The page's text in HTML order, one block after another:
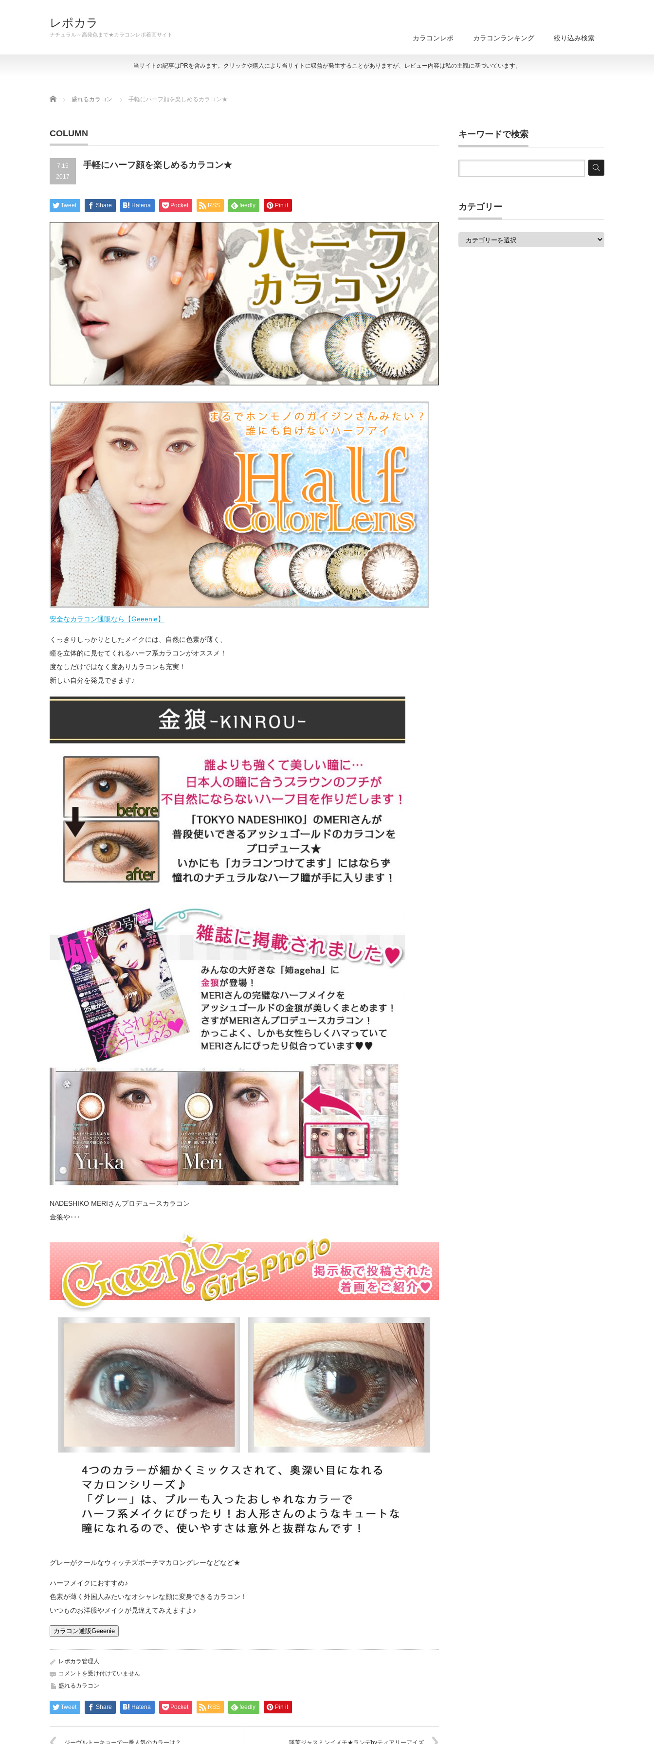
レポカラ
ナチュラル～高発色まで★カラコンレポ着画サイト カラコンレポ カラコンランキング 絞り込み検索
当サイトの記事はPRを含みます。クリックや購入により当サイトに収益が発生することがありますが、レビュー内容は私の主観に基づいています。
Home 盛れるカラコン 手軽にハーフ顔を楽しめるカラコン★
COLUMN
7.15
2017
手軽にハーフ顔を楽しめるカラコン★
Tweet Share Hatena Pocket RSS feedly Pin it
安全なカラコン通販なら【Geeenie】
くっきりしっかりとしたメイクには、自然に色素が薄く、
瞳を立体的に見せてくれるハーフ系カラコンがオススメ！
度なしだけではなく度ありカラコンも充実！
新しい自分を発見できます♪
NADESHIKO MERIさんプロデュースカラコン
金狼や･･･
グレーがクールなウィッチズポーチマカロングレーなどなど★
ハーフメイクにおすすめ♪
色素が薄く外国人みたいなオシャレな顔に変身できるカラコン！
いつものお洋服やメイクが見違えてみえますよ♪
カラコン通販Geeenie
レポカラ管理人
手
軽
ハ
ー
顔
コメントを受け付けていません
盛れるカラコン
Tweet Share Hatena Pocket RSS feedly Pin it
キーワードで検索
カテゴリー
カ